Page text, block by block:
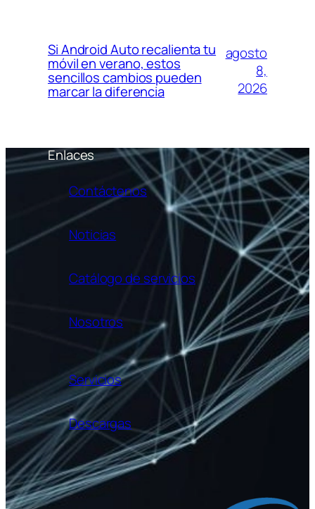
Si Android Auto recalienta tu
móvil en verano, estos
sencillos cambios pueden
marcar la diferencia
agosto
8,
2026
Enlaces
Contáctenos
Noticias
Catálogo de servicios
Nosotros
Servicios
Descargas